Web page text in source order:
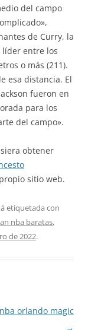
del campo
de Curry, la
líder entre los
o más (211).
esa distancia. El
fueron en
para los
del campo».
obtener
sitio web.
etiquetada con
nba baratas,
de 2022.
orlando magic
→